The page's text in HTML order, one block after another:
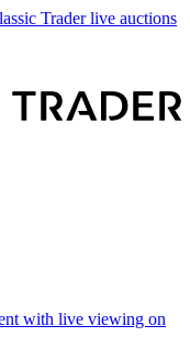
Trader live auctions
with live viewing on